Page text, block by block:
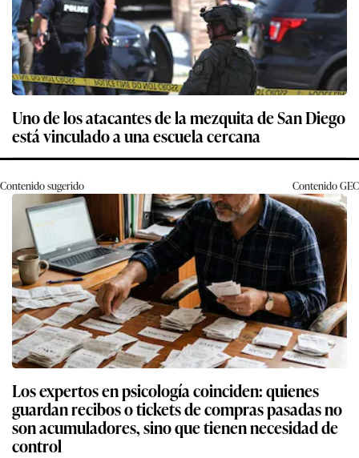
Uno de los atacantes de la mezquita de San Diego
está vinculado a una escuela cercana
Contenido sugerido ContenidoGEC
Los expertos en psicología coinciden: quienes
guardan recibos o tickets de compras pasadas no
son acumuladores, sino que tienen necesidad de
control